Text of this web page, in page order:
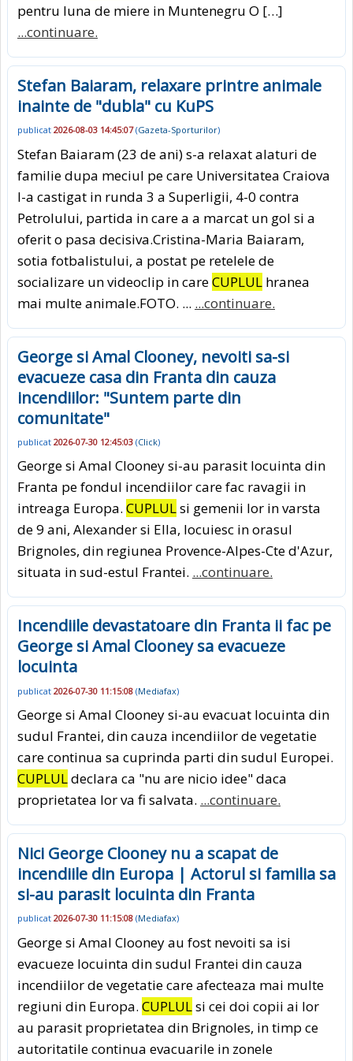
pentru luna de miere in Muntenegru O […]
...continuare.
Stefan Baiaram, relaxare printre animale
inainte de "dubla" cu KuPS
publicat 2026-08-03 14:45:07(Gazeta-Sporturilor)
Stefan Baiaram (23 de ani) s-a relaxat alaturi de
familie dupa meciul pe care Universitatea Craiova
l-a castigat in runda 3 a Superligii, 4-0 contra
Petrolului, partida in care a a marcat un gol si a
oferit o pasa decisiva.Cristina-Maria Baiaram,
sotia fotbalistului, a postat pe retelele de
socializare un videoclip in careCUPLUL hranea
mai multe animale.FOTO. ... ...continuare.
George si Amal Clooney, nevoiti sa-si
evacueze casa din Franta din cauza
incendiilor: "Suntem parte din
comunitate"
publicat 2026-07-30 12:45:03 (Click)
George si Amal Clooney si-au parasit locuinta din
Franta pe fondul incendiilor care fac ravagii in
intreaga Europa. CUPLULsi gemenii lor in varsta
de 9 ani, Alexander si Ella, locuiesc in orasul
Brignoles, din regiunea Provence-Alpes-Cte d'Azur,
situata in sud-estul Frantei. ...continuare.
Incendiile devastatoare din Franta ii fac pe
George si Amal Clooney sa evacueze
locuinta
publicat 2026-07-30 11:15:08 (Mediafax)
George si Amal Clooney si-au evacuat locuinta din
sudul Frantei, din cauza incendiilor de vegetatie
care continua sa cuprinda parti din sudul Europei.
CUPLULdeclara ca "nu are nicio idee" daca
proprietatea lor va fi salvata. ...continuare.
Nici George Clooney nu a scapat de
incendiile din Europa | Actorul si familia sa
si-au parasit locuinta din Franta
publicat 2026-07-30 11:15:08 (Mediafax)
George si Amal Clooney au fost nevoiti sa isi
evacueze locuinta din sudul Frantei din cauza
incendiilor de vegetatie care afecteaza mai multe
regiuni din Europa. CUPLULsi cei doi copii ai lor
au parasit proprietatea din Brignoles, in timp ce
autoritatile continua evacuarile in zonele